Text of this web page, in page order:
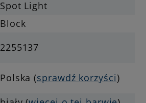
Spot Light
Block
2255137
Polska (sprawdź korzyści)